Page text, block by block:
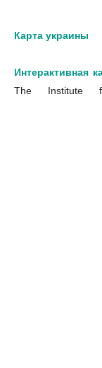
Карта украины
Интерактивная
The Institute